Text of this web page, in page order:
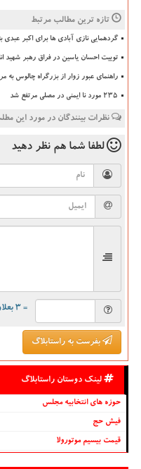
تازه ترین مطالب مرتبط
گردهمایی نازی آبادی ها برای اکبر
توییت احسان یاسین در فراق رهبر شهید
راهنمای عبور زوار از بزرگراه چالوس به
235 مورد نا ایمنی در مصلی مرتفع شد
نظرات بینندگان در مورد این
لطفا شما هم نظر دهید
= ۳ بعلاوه ۳
بفرست به راستابلاگ
لینک دوستان راستابلاگ
حوزه های انتخابیه مجلس
فیش حج
قیمت بیسیم موتورولا